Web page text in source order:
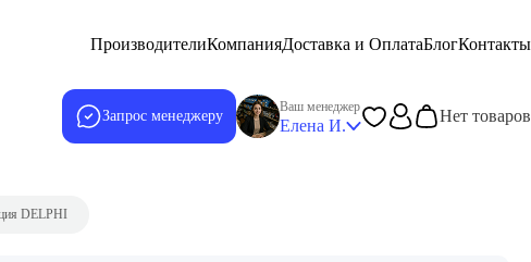
ПроизводителиКомпанияДоставка и ОплатаБлогКонтакты
Запрос менеджеру
Ваш менеджер
Елена И.
Нет товаров
DELPHI